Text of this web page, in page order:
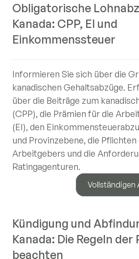
Obligatorische
Kanada: CPP, EI und
Einkommenssteuer
Informieren Sie sich über die
kanadischen Gehaltsabzüge.
über die Beiträge zum
(CPP), die Prämien für die
(EI), den
und Provinzebene, die Pflichten
Arbeitgebers und die
Ratingagenturen.
Vollständigen
Kündigung und
Kanada: Die Regeln der
beachten